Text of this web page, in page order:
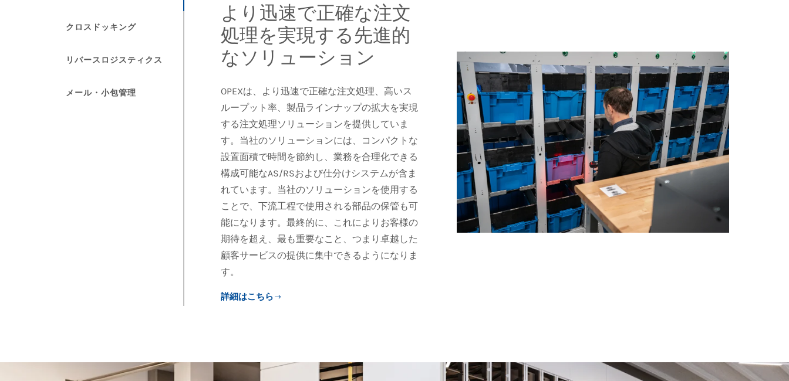
クロスドッキング
リバースロジスティクス
メール・小包管理
より迅速で正確な注文
処理を実現する先進的
なソリューション
OPEXは、より迅速で正確な注文処理、高いス
ループット率、製品ラインナップの拡大を実現
する注文処理ソリューションを提供していま
す。当社のソリューションには、コンパクトな
設置面積で時間を節約し、業務を合理化できる
構成可能なAS/RSおよび仕分けシステムが含ま
れています。当社のソリューションを使用する
ことで、下流工程で使用される部品の保管も可
能になります。最終的に、これによりお客様の
期待を超え、最も重要なこと、つまり卓越した
顧客サービスの提供に集中できるようになりま
す。
詳細はこちら